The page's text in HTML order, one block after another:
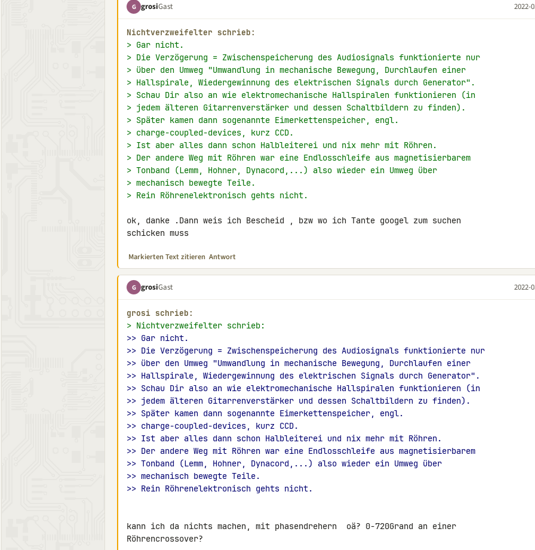
G grosiGast 2022-
Nichtverzweifelter schrieb:
> Gar nicht.
> Die Verzögerung = Zwischenspeicherung des Audiosignals funktionierte nur
> über den Umweg "Umwandlung in mechanische Bewegung, Durchlaufen einer
> Hallspirale, Wiedergewinnung des elektrischen Signals durch Generator".
> Schau Dir also an wie elektromechanische Hallspiralen funktionieren (in
> jedem älteren Gitarrenverstärker und dessen Schaltbildern zu finden).
> Später kamen dann sogenannte Eimerkettenspeicher, engl.
> charge-coupled-devices, kurz CCD.
> Ist aber alles dann schon Halbleiterei und nix mehr mit Röhren.
> Der andere Weg mit Röhren war eine Endlosschleife aus magnetisierbarem
> Tonband (Lemm, Hohner, Dynacord,...) also wieder ein Umweg über
> mechanisch bewegte Teile.
> Rein Röhrenelektronisch gehts nicht.
ok, danke .Dann weis ich Bescheid , bzw wo ich Tante googel zum suchen
schicken muss
Markierten Text zitieren Antwort
G grosiGast 2022-
grosi schrieb:
> Nichtverzweifelter schrieb:
>> Gar nicht.
>> Die Verzögerung = Zwischenspeicherung des Audiosignals funktionierte nur
>> über den Umweg "Umwandlung in mechanische Bewegung, Durchlaufen einer
>> Hallspirale, Wiedergewinnung des elektrischen Signals durch Generator".
>> Schau Dir also an wie elektromechanische Hallspiralen funktionieren (in
>> jedem älteren Gitarrenverstärker und dessen Schaltbildern zu finden).
>> Später kamen dann sogenannte Eimerkettenspeicher, engl.
>> charge-coupled-devices, kurz CCD.
>> Ist aber alles dann schon Halbleiterei und nix mehr mit Röhren.
>> Der andere Weg mit Röhren war eine Endlosschleife aus magnetisierbarem
>> Tonband (Lemm, Hohner, Dynacord,...) also wieder ein Umweg über
>> mechanisch bewegte Teile.
>> Rein Röhrenelektronisch gehts nicht.
kann ich da nichts machen, mit phasendrehern  oä? 0-720Grand an einer
Röhrencrossover?